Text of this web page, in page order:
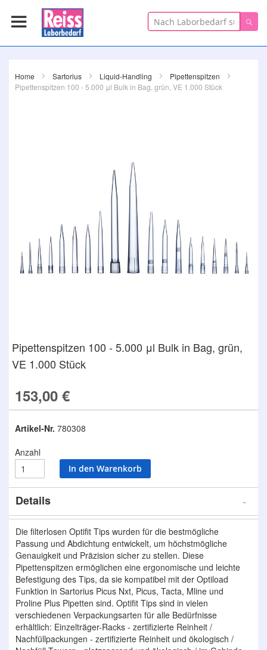
Suche
Pipettenspitzen 100 - 5.000 μl Bulk in Bag, grün,
VE 1.000 Stück
153,00 €
Artikel-Nr. 780308
Anzahl
In den Warenkorb
Zum
Ende
Home Sartorius Liquid-Handling
Pipettenspitzen
Pipettenspitzen 100 - 5.000 μl Bulk in Bag, grün, VE 1.000 Stück
Zum
Anfang
der
springen
Details
Die filterlosen Optifit Tips wurden für die bestmögliche
Passung und Abdichtung entwickelt, um höchstmögliche
Genauigkeit und Präzision sicher zu stellen. Diese
Pipettenspitzen ermöglichen eine ergonomische und leichte
Befestigung des Tips, da sie kompatibel mit der Optiload
Funktion in Sartorius Picus Nxt, Picus, Tacta, Mline und
Proline Plus Pipetten sind. Optifit Tips sind in vielen
verschiedenen Verpackungsarten für alle Bedürfnisse
erhältlich: Einzelträger-Racks - zertifizierte Reinheit /
Nachfüllpackungen - zertifizierte Reinheit und ökologisch /